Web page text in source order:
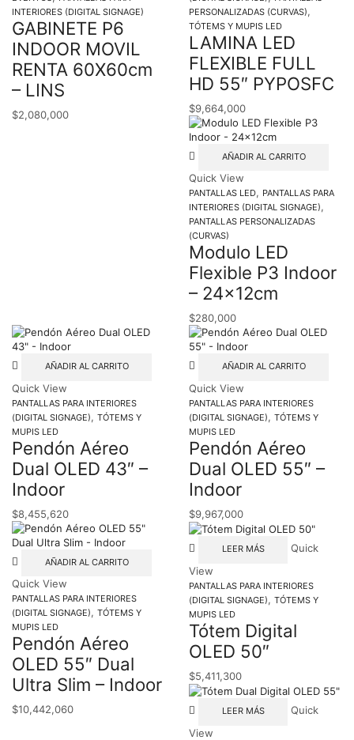
INTERIORES (DIGITAL SIGNAGE)
GABINETE P6
INDOOR MOVIL
RENTA 60X60cm
– LINS
$2,080,000
PERSONALIZADAS (CURVAS),
TÓTEMS Y MUPIS LED
LAMINA LED
FLEXIBLE FULL
HD 55″ PYPOSFC
$9,664,000
AÑADIR AL CARRITO
Quick View
PANTALLAS LED, PANTALLAS PARA
INTERIORES (DIGITAL SIGNAGE),
PANTALLAS PERSONALIZADAS
(CURVAS)
Modulo LED
Flexible P3 Indoor
– 24x12cm
$280,000
AÑADIR AL CARRITO
Quick View
PANTALLAS PARA INTERIORES
(DIGITAL SIGNAGE), TÓTEMS Y
MUPIS LED
Pendón Aéreo
Dual OLED 43″ –
Indoor
$8,455,620
AÑADIR AL CARRITO
Quick View
PANTALLAS PARA INTERIORES
(DIGITAL SIGNAGE), TÓTEMS Y
MUPIS LED
Pendón Aéreo
Dual OLED 55″ –
Indoor
$9,967,000
AÑADIR AL CARRITO
Quick View
PANTALLAS PARA INTERIORES
(DIGITAL SIGNAGE), TÓTEMS Y
MUPIS LED
Pendón Aéreo
OLED 55″ Dual
Ultra Slim – Indoor
$10,442,060
LEER MÁS
Quick
View
PANTALLAS PARA INTERIORES
(DIGITAL SIGNAGE), TÓTEMS Y
MUPIS LED
Tótem Digital
OLED 50″
$5,411,300
LEER MÁS
Quick
View